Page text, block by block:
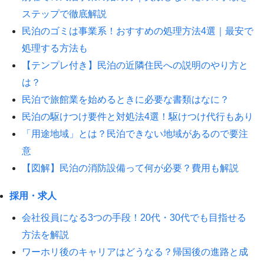
ステップで徹底解説
民泊のゴミは事業系！おすすめの処理方法4選｜最安で
処理する方法も
【テンプレ付き】民泊の近隣住民への説明のやり方と
は？
民泊で旅館業を始めるときに必要な書類はなに？
民泊の駆けつけ要件と対処法4選！駆けつけ代行もあり
「用途地域」とは？民泊できない地域があるので要注
意
【図解】民泊の消防設備って何が必要？費用も解説
採用・求人
会社役員になる3つの手段！20代・30代でも目指せる
方法を解説
ワーホリ後のキャリアはどうなる？帰国後の進路と成